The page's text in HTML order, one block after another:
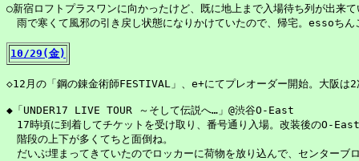
○新宿ロフトプラスワンに向かったけど、既に地上まで入場待ち列が出来
雨で寒くて風邪の引き戻し状態になりかけていたので、帰宅。essoちん
10/29(金)
◇12月の「鋼の錬金術師FESTIVAL」、e+にてプレオーダー開始。大阪は
◆「UNDER17 LIVE TOUR ～そして伝説へ…」@渋谷O-East
17時頃に到着してチケットを受け取り、番号通り入場。改装後のO-
階段の上下が多くてちと面倒ね。
だいぶ埋まってきていたのでロッカーに荷物を放り込んで、センターブ